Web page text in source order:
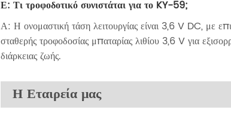
Ε: Τι τροφοδοτικό συνιστάται για το KY-59;
Α: Η ονομαστική τάση λειτουργίας είναι 3,6 V DC, με
σταθερής τροφοδοσίας μπαταρίας λιθίου 3,6 V για
διάρκειας ζωής.
Η Εταιρεία μας